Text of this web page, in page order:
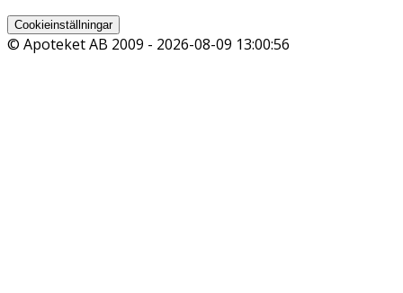
Cookieinställningar
© Apoteket AB 2009 - 2026-08-09 13:00:56